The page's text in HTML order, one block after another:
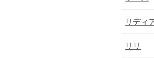
リディ
リリ